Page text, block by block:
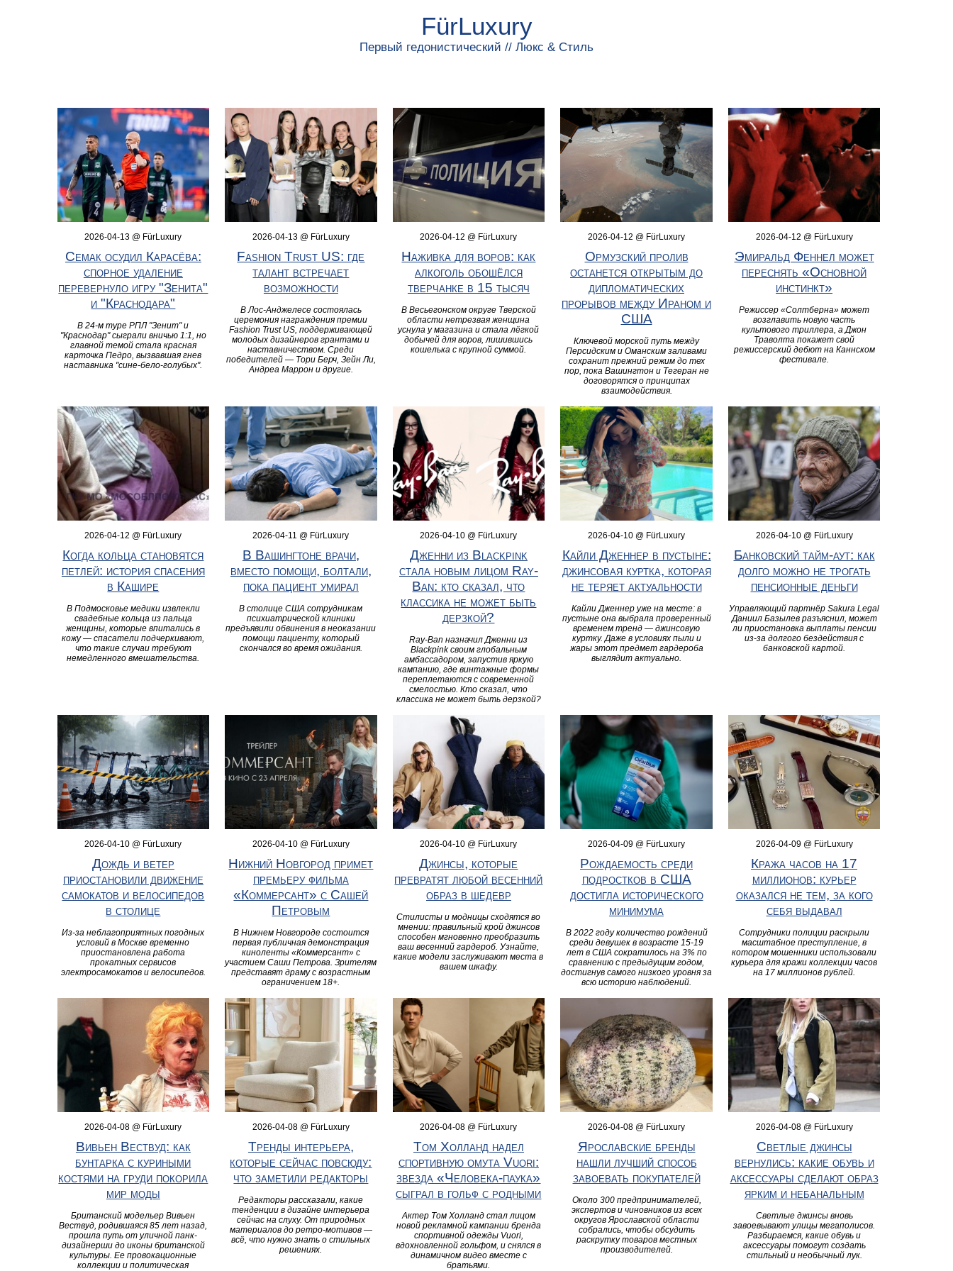
FürLuxury
Первый гедонистический // Люкс & Стиль
2026-04-13 @ FürLuxury
Семак осудил Карасёва:
спорное удаление
перевернуло игру "Зенита"
и "Краснодара"
В 24-м туре РПЛ "Зенит" и
"Краснодар" сыграли вничью 1:1, но
главной темой стала красная
карточка Педро, вызвавшая гнев
наставника "сине-бело-голубых".
2026-04-13 @ FürLuxury
Fashion Trust US: где
талант встречает
возможности
В Лос-Анджелесе состоялась
церемония награждения премии
Fashion Trust US, поддерживающей
молодых дизайнеров грантами и
наставничеством. Среди
победителей — Тори Берч, Зейн Ли,
Андреа Маррон и другие.
2026-04-12 @ FürLuxury
Наживка для воров: как
алкоголь обошёлся
тверчанке в 15 тысяч
В Весьегонском округе Тверской
области нетрезвая женщина
уснула у магазина и стала лёгкой
добычей для воров, лишившись
кошелька с крупной суммой.
2026-04-12 @ FürLuxury
Ормузский пролив
останется открытым до
дипломатических
прорывов между Ираном и
США
Ключевой морской путь между
Персидским и Оманским заливами
сохранит прежний режим до тех
пор, пока Вашингтон и Тегеран не
договорятся о принципах
взаимодействия.
2026-04-12 @ FürLuxury
Эмиральд Феннел может
переснять «Основной
инстинкт»
Режиссер «Солтберна» может
возглавить новую часть
культового триллера, а Джон
Траволта покажет свой
режиссерский дебют на Каннском
фестивале.
2026-04-12 @ FürLuxury
Когда кольца становятся
петлей: история спасения
в Кашире
В Подмосковье медики извлекли
свадебные кольца из пальца
женщины, которые впитались в
кожу — спасатели подчеркивают,
что такие случаи требуют
немедленного вмешательства.
2026-04-11 @ FürLuxury
В Вашингтоне врачи,
вместо помощи, болтали,
пока пациент умирал
В столице США сотрудникам
психиатрической клиники
предъявили обвинения в неоказании
помощи пациенту, который
скончался во время ожидания.
2026-04-10 @ FürLuxury
Дженни из Blackpink
стала новым лицом Ray-
Ban: кто сказал, что
классика не может быть
дерзкой?
Ray-Ban назначил Дженни из
Blackpink своим глобальным
амбассадором, запустив яркую
кампанию, где винтажные формы
переплетаются с современной
смелостью. Кто сказал, что
классика не может быть дерзкой?
2026-04-10 @ FürLuxury
Кайли Дженнер в пустыне:
джинсовая куртка, которая
не теряет актуальности
Кайли Дженнер уже на месте: в
пустыне она выбрала проверенный
временем тренд — джинсовую
куртку. Даже в условиях пыли и
жары этот предмет гардероба
выглядит актуально.
2026-04-10 @ FürLuxury
Банковский тайм-аут: как
долго можно не трогать
пенсионные деньги
Управляющий партнёр Sakura Legal
Даниил Базылев разъяснил, может
ли приостановка выплаты пенсии
из-за долгого бездействия с
банковской картой.
2026-04-10 @ FürLuxury
Дождь и ветер
приостановили движение
самокатов и велосипедов
в столице
Из-за неблагоприятных погодных
условий в Москве временно
приостановлена работа
прокатных сервисов
электросамокатов и велосипедов.
2026-04-10 @ FürLuxury
Нижний Новгород примет
премьеру фильма
«Коммерсант» с Сашей
Петровым
В Нижнем Новгороде состоится
первая публичная демонстрация
киноленты «Коммерсант» с
участием Саши Петрова. Зрителям
представят драму с возрастным
ограничением 18+.
2026-04-10 @ FürLuxury
Джинсы, которые
превратят любой весенний
образ в шедевр
Стилисты и модницы сходятся во
мнении: правильный крой джинсов
способен мгновенно преобразить
ваш весенний гардероб. Узнайте,
какие модели заслуживают места в
вашем шкафу.
2026-04-09 @ FürLuxury
Рождаемость среди
подростков в США
достигла исторического
минимума
В 2022 году количество рождений
среди девушек в возрасте 15-19
лет в США сократилось на 3% по
сравнению с предыдущим годом,
достигнув самого низкого уровня за
всю историю наблюдений.
2026-04-09 @ FürLuxury
Кража часов на 17
миллионов: курьер
оказался не тем, за кого
себя выдавал
Сотрудники полиции раскрыли
масштабное преступление, в
котором мошенники использовали
курьера для кражи коллекции часов
на 17 миллионов рублей.
2026-04-08 @ FürLuxury
Вивьен Вествуд: как
бунтарка с куриными
костями на груди покорила
мир моды
Британский модельер Вивьен
Вествуд, родившаяся 85 лет назад,
прошла путь от уличной панк-
дизайнерши до иконы британской
культуры. Ее провокационные
коллекции и политическая
2026-04-08 @ FürLuxury
Тренды интерьера,
которые сейчас повсюду:
что заметили редакторы
Редакторы рассказали, какие
тенденции в дизайне интерьера
сейчас на слуху. От природных
материалов до ретро-мотивов —
всё, что нужно знать о стильных
решениях.
2026-04-08 @ FürLuxury
Том Холланд надел
спортивную омута Vuori:
звезда «Человека-паука»
сыграл в гольф с родными
Актер Том Холланд стал лицом
новой рекламной кампании бренда
спортивной одежды Vuori,
вдохновленной гольфом, и снялся в
динамичном видео вместе с
братьями.
2026-04-08 @ FürLuxury
Ярославские бренды
нашли лучший способ
завоевать покупателей
Около 300 предпринимателей,
экспертов и чиновников из всех
округов Ярославской области
собрались, чтобы обсудить
раскрутку товаров местных
производителей.
2026-04-08 @ FürLuxury
Светлые джинсы
вернулись: какие обувь и
аксессуары сделают образ
ярким и небанальным
Светлые джинсы вновь
завоевывают улицы мегаполисов.
Разбираемся, какие обувь и
аксессуары помогут создать
стильный и необычный лук.